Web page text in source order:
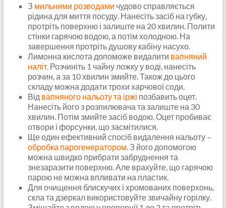
З мильними розводами чудово справляється
рідина для миття посуду. Нанесіть засіб на губку,
протріть поверхню і залиште на 20 хвилин. Полити
стінки гарячою водою, а потім холодною. На
завершення протріть душову кабіну насухо.
Лимонна кислота допоможе видалити вапняний
наліт. Розчиніть 1 чайну ложку у воді, нанесіть
розчин, а за 10 хвилин змийте. Також до цього
складу можна додати трохи харчової соди.
Від вапняного нальоту та іржі позбавить оцет.
Нанесіть його з розпилювача та залиште на 30
хвилин. Потім змийте засіб водою. Оцет пробиває
отвори і форсунки, що засмітилися.
Ще один ефективний спосіб видалення нальоту –
обробка парогенератором . З його допомогою
можна швидко прибрати забруднення та
знезаразити поверхню. Але врахуйте, що гарячою
парою не можна впливати на пластик.
Для очищення блискучих і хромованих поверхонь,
скла та дзеркал використовуйте звичайну горілку.